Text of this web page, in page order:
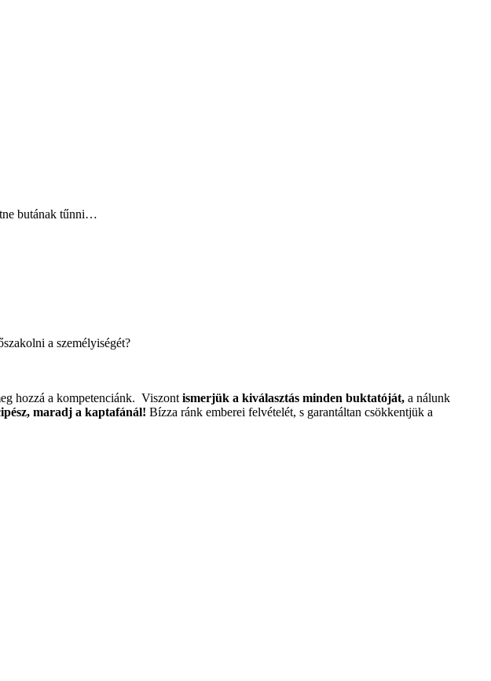
butának tűnni…
a személyiségét?
hozzá a kompetenciánk. Viszont ismerjük a kiválasztás minden buktatóját, a nálunk
maradj a kaptafánál! Bízza ránk emberei felvételét, s garantáltan csökkentjük a